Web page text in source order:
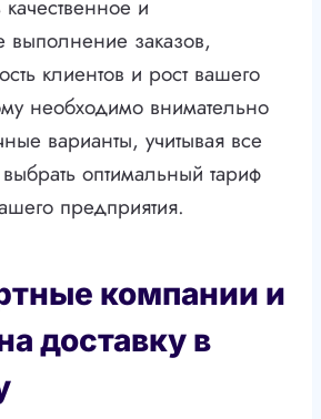
и
выполнение заказов,
клиентов и рост вашего
необходимо внимательно
варианты, учитывая все
оптимальный тариф
предприятия.
компании и
доставку в